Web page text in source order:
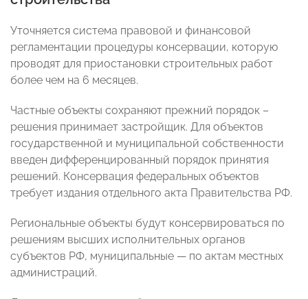
Уточняется система правовой и финансовой
регламентации процедуры консервации, которую
проводят для приостановки строительных работ
более чем на 6 месяцев.
Частные объекты сохраняют прежний порядок –
решения принимает застройщик. Для объектов
государственной и муниципальной собственности
введен дифференцированный порядок принятия
решений. Консервация федеральных объектов
требует издания отдельного акта Правительства РФ.
Региональные объекты будут консервироваться по
решениям высших исполнительных органов
субъектов РФ, муниципальные — по актам местных
администраций.